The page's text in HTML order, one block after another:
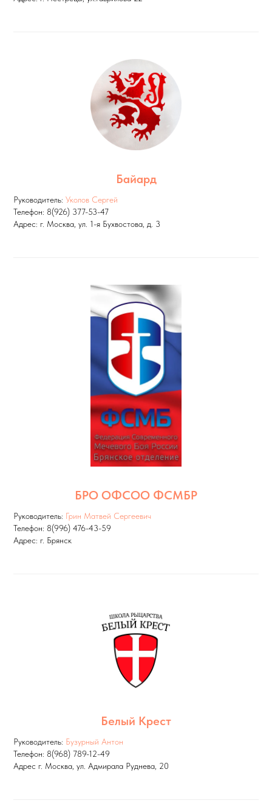
Байард
Руководитель:Уколов Сергей
Телефон: 8(926) 377-53-47
Адрес: г. Москва, ул. 1-я Бухвостова, д. 3
БРО ОФСОО ФСМБР
Руководитель: Грин Матвей Сергеевич
Телефон: 8(996) 476-43-59
Адрес: г. Брянск
Белый Крест
Руководитель: Бузурный Антон
Телефон: 8(968) 789-12-49
Адрес г. Москва, ул. Адмирала Руднева, 20